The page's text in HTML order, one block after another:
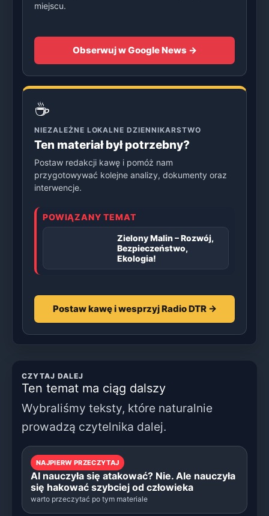
miejscu.
Obserwuj w Google News →
☕
NIEZALEŻNE LOKALNE DZIENNIKARSTWO
Ten materiał był potrzebny?
Postaw redakcji kawę i pomóż nam
przygotowywać kolejne analizy, dokumenty oraz
interwencje.
POWIĄZANY TEMAT
Zielony Malin – Rozwój,
Bezpieczeństwo,
Ekologia!
Postaw kawę i wesprzyj Radio DTR →
CZYTAJ DALEJ
Ten temat ma ciąg dalszy
Wybraliśmy teksty, które naturalnie
prowadzą czytelnika dalej.
NAJPIERW PRZECZYTAJ
AI nauczyła się atakować? Nie. Ale nauczyła
się hakować szybciej od człowieka
warto przeczytać po tym materiale